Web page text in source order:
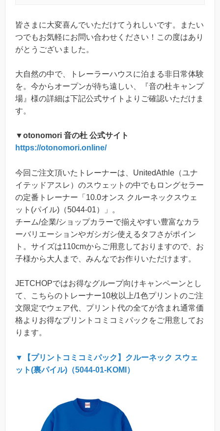
皆さまに大変喜んでいただけてうれしいです。またい
つでもお気軽にお問い合わせください！この度はあり
がとうございました。
大自然の中で、トレーラーハウスに泊まる非日常体験
を。今からオープンが待ち遠しい、『音の杜キャンプ
場』様の詳細は下記公式サイトよりご確認いただけま
す。
▼otonomori 音の杜 公式サイト
https://otonomori.online/
今回ご注文頂いたトレーナーは、UnitedAthle（ユナ
イテッドアスレ）のスウェットの中でもロングセラー
の定番トレーナー「10.0オンス クルーネックスウェ
ット(パイル)（5044-01）」。
チーム/企業/ショップカラーで揃えやすい豊富なカラ
ーバリエーションやガシガシ使えるタフさがポイン
ト。サイズは110cmからご用意しておりますので、お
子様から大人まで、みんなでお作りいただけます。
JETCHOPではお得なグループ向けキャンペーンとし
て、こちらのトレーナー10枚以上/1色プリントのご注
文限定でウェア代、プリント代の全てが含まれ通常価
格よりお得なプリントコミコミパックをご用意してお
ります。
▼【プリントコミコミパック】クルーネック スウェ
ット(裏パイル)（5044-01-KOMI）